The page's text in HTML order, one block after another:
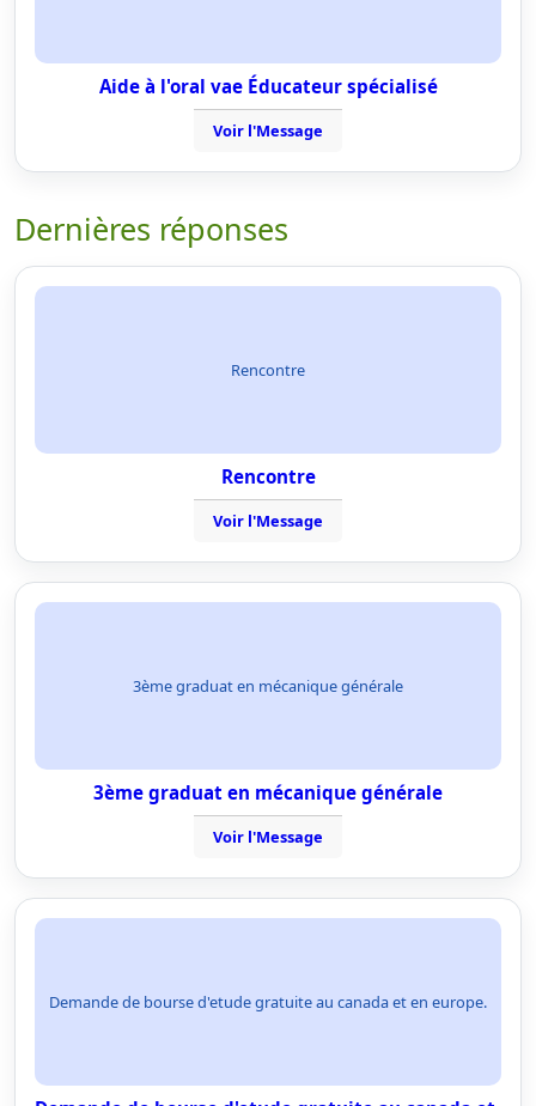
Aide à l'oral vae Éducateur spécialisé
Voir l'Message
Dernières réponses
Rencontre
Rencontre
Voir l'Message
3ème graduat en mécanique générale
3ème graduat en mécanique générale
Voir l'Message
Demande de bourse d'etude gratuite au canada et en europe.